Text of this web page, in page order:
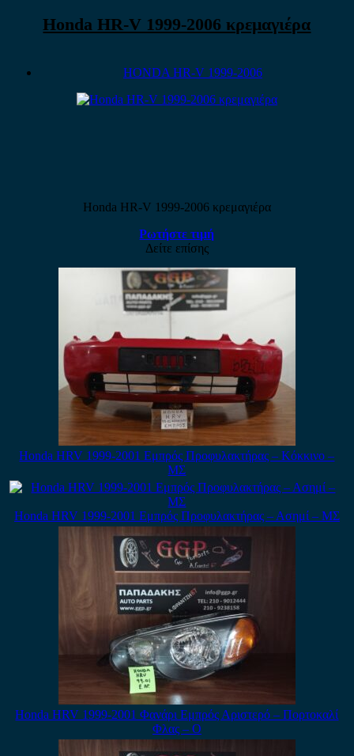
Honda HR-V 1999-2006 κρεμαγιέρα
HONDA HR-V 1999-2006
Honda HR-V 1999-2006 κρεμαγιέρα
Ρωτήστε τιμή
Δείτε επίσης
Honda HRV 1999-2001 Εμπρός Προφυλακτήρας – Κόκκινο –
ΜΣ
Honda HRV 1999-2001 Εμπρός Προφυλακτήρας – Ασημί – ΜΣ
Honda HRV 1999-2001 Φανάρι Εμπρός Αριστερό – Πορτοκαλί
Φλας – Ο